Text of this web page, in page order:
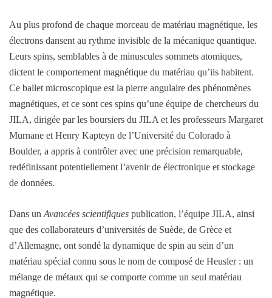
Au plus profond de chaque morceau de matériau magnétique, les
électrons dansent au rythme invisible de la mécanique quantique.
Leurs spins, semblables à de minuscules sommets atomiques,
dictent le comportement magnétique du matériau qu’ils habitent.
Ce ballet microscopique est la pierre angulaire des phénomènes
magnétiques, et ce sont ces spins qu’une équipe de chercheurs du
JILA, dirigée par les boursiers du JILA et les professeurs Margaret
Murnane et Henry Kapteyn de l’Université du Colorado à
Boulder, a appris à contrôler avec une précision remarquable,
redéfinissant potentiellement l’avenir de électronique et stockage
de données.
Dans un Avancées scientifiques publication, l’équipe JILA, ainsi
que des collaborateurs d’universités de Suède, de Grèce et
d’Allemagne, ont sondé la dynamique de spin au sein d’un
matériau spécial connu sous le nom de composé de Heusler : un
mélange de métaux qui se comporte comme un seul matériau
magnétique.